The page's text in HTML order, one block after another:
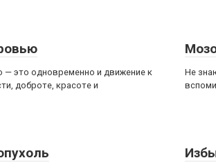
— это одновременно и движение к
доброте, красоте и
Не